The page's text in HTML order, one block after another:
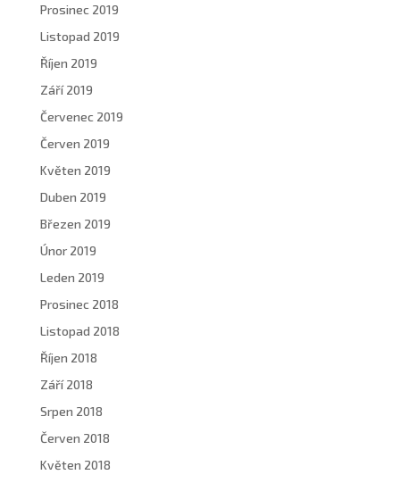
Prosinec 2019
Listopad 2019
Říjen 2019
Září 2019
Červenec 2019
Červen 2019
Květen 2019
Duben 2019
Březen 2019
Únor 2019
Leden 2019
Prosinec 2018
Listopad 2018
Říjen 2018
Září 2018
Srpen 2018
Červen 2018
Květen 2018